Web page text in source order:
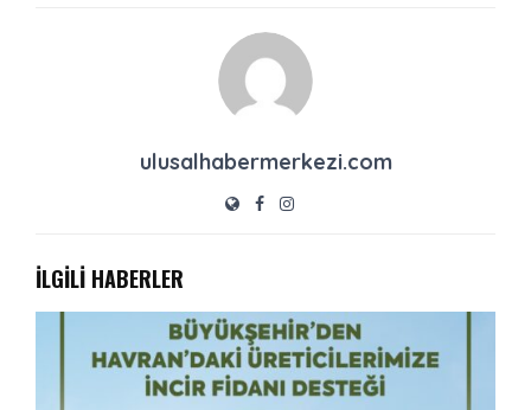
ulusalhabermerkezi.com
İLGİLİ HABERLER